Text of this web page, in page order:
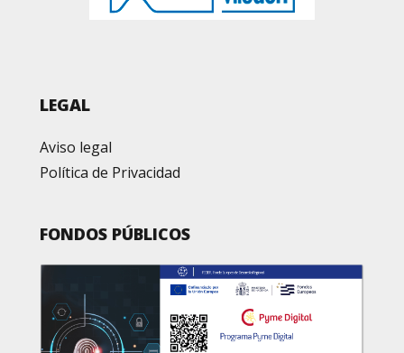
LEGAL
Aviso legal
Política de Privacidad
FONDOS PÚBLICOS